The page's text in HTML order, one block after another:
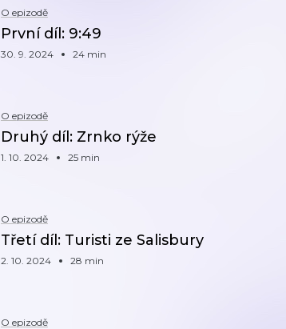
O epizodě
První díl: 9:49
30. 9. 2024 24 min
O epizodě
Druhý díl: Zrnko rýže
1. 10. 2024 25 min
O epizodě
Třetí díl: Turisti ze Salisbury
2. 10. 2024 28 min
O epizodě